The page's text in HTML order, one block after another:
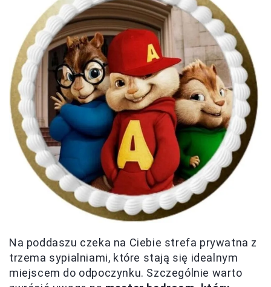
Na poddaszu czeka na Ciebie strefa prywatna z
trzema sypialniami, które stają się idealnym
miejscem do odpoczynku. Szczególnie warto